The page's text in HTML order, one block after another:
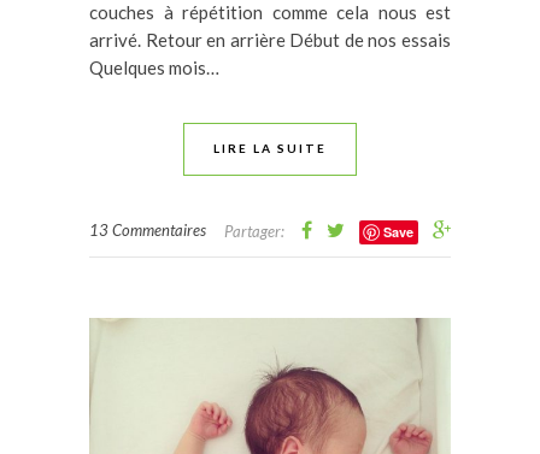
couches à répétition comme cela nous est
arrivé. Retour en arrière Début de nos essais
Quelques mois…
LIRE LA SUITE
13 Commentaires Partager: Save